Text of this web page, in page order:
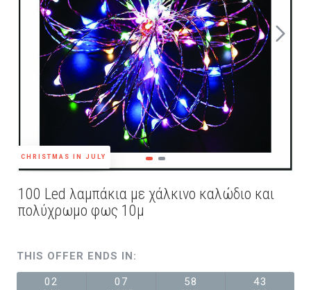
CHRISTMAS IN JULY
100 Led λαμπάκια με χάλκινο καλώδιο και
πολύχρωμο φως 10μ
THIS OFFER ENDS IN:
02 07 58 42